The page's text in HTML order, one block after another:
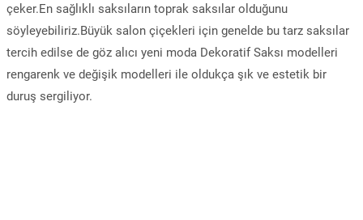
çeker.En sağlıklı saksıların toprak saksılar olduğunu
söyleyebiliriz.Büyük salon çiçekleri için genelde bu tarz saksılar
tercih edilse de göz alıcı yeni moda Dekoratif Saksı modelleri
rengarenk ve değişik modelleri ile oldukça şık ve estetik bir
duruş sergiliyor.